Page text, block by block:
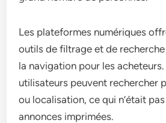
Les plateformes numériques
outils de filtrage et de
la navigation pour les
utilisateurs peuvent rechercher
ou localisation, ce qui n’était
annonces imprimées.